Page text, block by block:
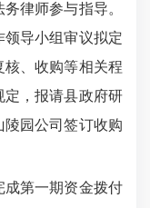
律师参与指导。
导小组审议拟定
、收购等相关程
定，报请县政府研
园公司签订收购
成第一期资金拨付